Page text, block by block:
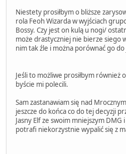
Niestety prosiłbym o bliższe
rola Feoh Wizarda w wyjściach
Bossy. Czy jest on kulą u nogi/
może drastyczniej nie bierze siego
nim tak źle i można porównać go do
Jeśli to możliwe prosiłbym również
byście mi polecili.
Sam zastanawiam się nad
jeszcze do końca co do tej decyzji
Jasny Elf ze swoim mniejszym DMG
potrafi niekorzystnie wypalić się z